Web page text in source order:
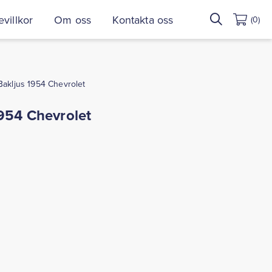
Om oss Kontakta oss
Sök
efter:
(0)
1954 Chevrolet
Chevrolet